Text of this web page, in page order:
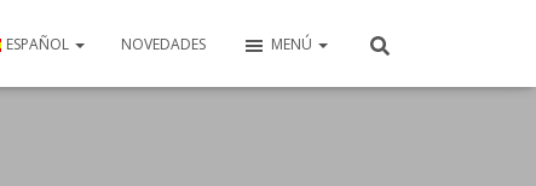
ESPAÑOL NOVEDADES MENÚ